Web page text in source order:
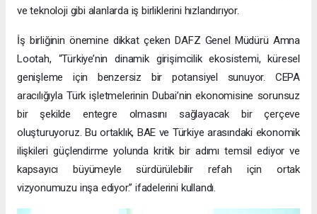
ve teknoloji gibi alanlarda iş birliklerini hızlandırıyor.
İş birliğinin önemine dikkat çeken DAFZ Genel Müdürü Amna
Lootah, “Türkiye’nin dinamik girişimcilik ekosistemi, küresel
genişleme için benzersiz bir potansiyel sunuyor. CEPA
aracılığıyla Türk işletmelerinin Dubai’nin ekonomisine sorunsuz
bir şekilde entegre olmasını sağlayacak bir çerçeve
oluşturuyoruz. Bu ortaklık, BAE ve Türkiye arasındaki ekonomik
ilişkileri güçlendirme yolunda kritik bir adımı temsil ediyor ve
kapsayıcı büyümeyle sürdürülebilir refah için ortak
vizyonumuzu inşa ediyor.” ifadelerini kullandı.